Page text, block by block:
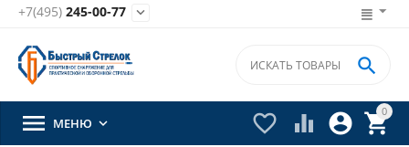
+7(495) 245-00-77 
0


 

 МЕНЮ 